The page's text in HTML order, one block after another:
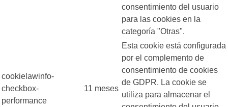
consentimiento del usuario
para las cookies en la
categoría "Otras".
cookielawinfo-
checkbox-
performance
11 meses
Esta cookie está configurada
por el complemento de
consentimiento de cookies
de GDPR. La cookie se
utiliza para almacenar el